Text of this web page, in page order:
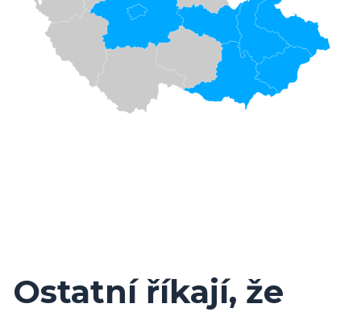
Ostatní říkají, že